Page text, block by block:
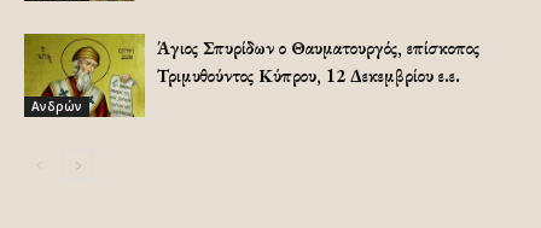
Ανδρών
Άγιος Σπυρίδων ο Θαυματουργός, επίσκοπος
Τριμυθούντος Κύπρου, 12 Δεκεμβρίου ε.ε.